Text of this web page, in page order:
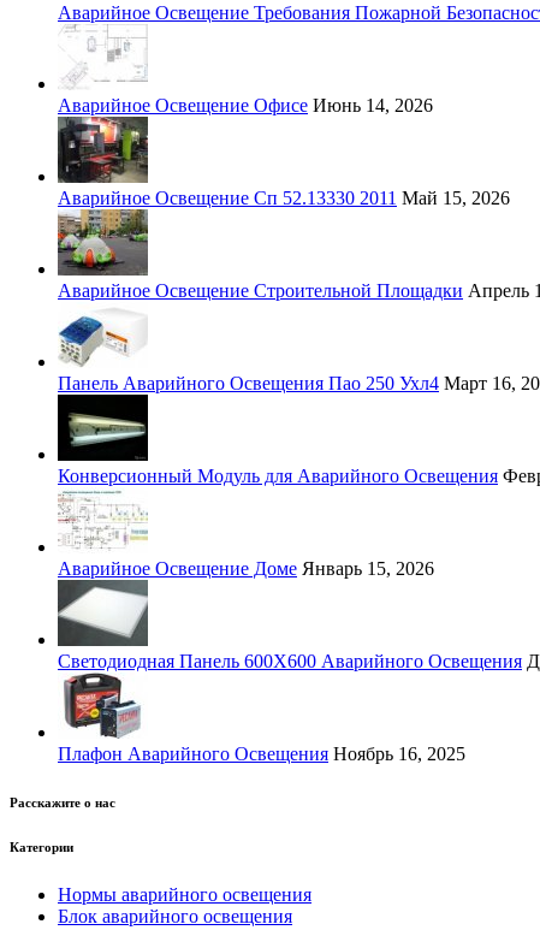
Аварийное Освещение Требования Пожарной
Аварийное Освещение Офисе Июнь 14, 2026
Аварийное Освещение Сп 52.13330 2011 Май 15, 2026
Аварийное Освещение Строительной Площадки Апрель
Панель Аварийного Освещения Пао 250 Ухл4 Март 16,
Конверсионный Модуль для Аварийного Освещения
Аварийное Освещение Доме Январь 15, 2026
Светодиодная Панель 600Х600 Аварийного Освещения
Плафон Аварийного Освещения Ноябрь 16, 2025
Расскажите о нас
Категории
Нормы аварийного освещения
Блок аварийного освещения